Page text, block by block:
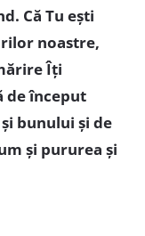
Că Tu eşti
noastre,
Îţi
de început
bunului şi de
şi pururea şi